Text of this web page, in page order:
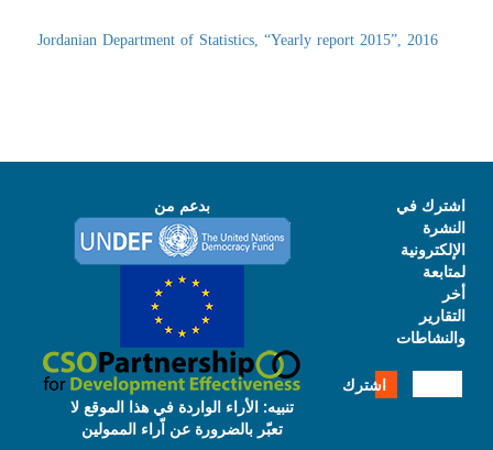
Jordanian Department of Statistics, “Yearly report 2015”, 2016
في
بدعم من
تنبيه: الأراء الواردة في هذا الموقع لا
تعبّر بالضرورة عن اّراء الممولين